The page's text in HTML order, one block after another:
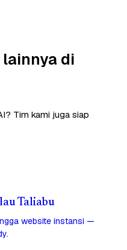
di
Tim kami juga siap
Taliabu
website instansi —